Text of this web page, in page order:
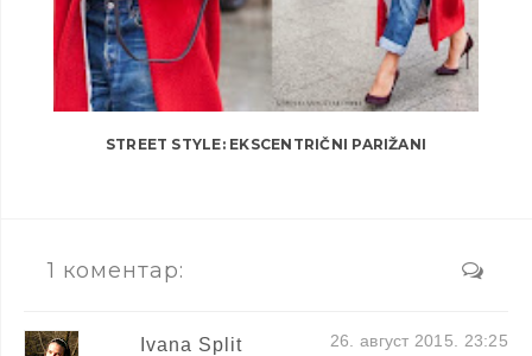
STREET STYLE: EKSCENTRIČNI PARIŽANI
1 коментар:
Ivana Split 26. август 2015. 23:25